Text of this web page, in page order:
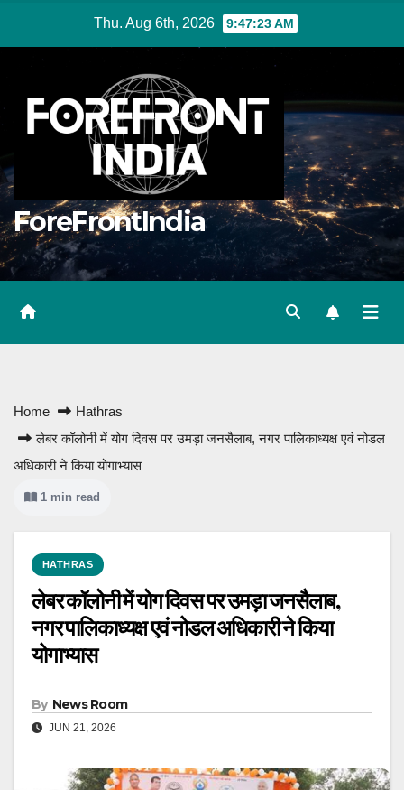
Thu. Aug 6th, 2026 9:47:24 AM
ForeFrontIndia
Home
Hathras
लेबर कॉलोनी में योग दिवस पर उमड़ा जनसैलाब, नगर पालिकाध्यक्ष एवं नोडल
अधिकारी ने किया योगाभ्यास
1 min read
HATHRAS
लेबर कॉलोनी में योग दिवस पर उमड़ा जनसैलाब,
नगर पालिकाध्यक्ष एवं नोडल अधिकारी ने किया
योगाभ्यास
By News Room
JUN 21, 2026